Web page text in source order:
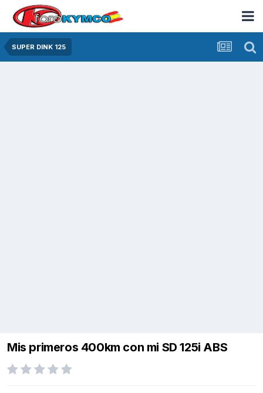
SUPER DINK 125
Mis primeros 400km con mi SD 125i ABS